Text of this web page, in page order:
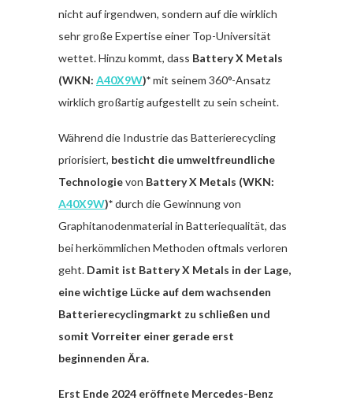
nicht auf irgendwen, sondern auf die wirklich
sehr große Expertise einer Top-Universität
wettet. Hinzu kommt, dass Battery X Metals
(WKN: A40X9W)*mit seinem 360°-Ansatz
wirklich großartig aufgestellt zu sein scheint.
Während die Industrie das Batterierecycling
priorisiert, besticht die umweltfreundliche
Technologievon Battery X Metals (WKN:
A40X9W)*durch die Gewinnung von
Graphitanodenmaterial in Batteriequalität, das
beiherkömmlichen Methoden oftmals verloren
geht. Damit ist Battery X Metals in der Lage,
eine wichtige Lücke auf dem wachsenden
Batterierecyclingmarkt zu schließen und
somit Vorreiter einer gerade erst
beginnenden Ära.
Erst Ende 2024 eröffnete Mercedes-Benz